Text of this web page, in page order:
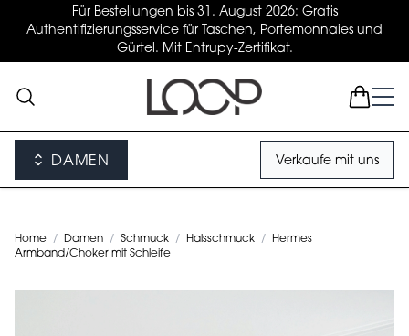
Für Bestellungen bis 31. August 2026: Gratis
Authentifizierungsservice für Taschen, Portemonnaies und
Gürtel. Mit Entrupy-Zertifikat.
DAMEN Verkaufe mit uns
Home / Damen / Schmuck / Halsschmuck /
Hermes
Armband/Choker mit Schleife